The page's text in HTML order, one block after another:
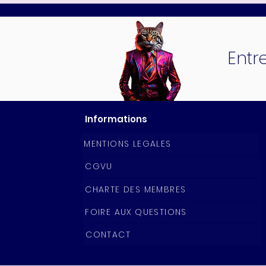
Informations
MENTIONS LEGALES
CGVU
CHARTE DES MEMBRES
FOIRE AUX QUESTIONS
CONTACT